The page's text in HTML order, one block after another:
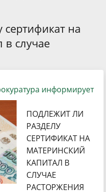
на
в случае
информирует
ПОДЛЕЖИТ ЛИ
РАЗДЕЛУ
СЕРТИФИКАТ НА
МАТЕРИНСКИЙ
КАПИТАЛ В
СЛУЧАЕ
РАСТОРЖЕНИЯ